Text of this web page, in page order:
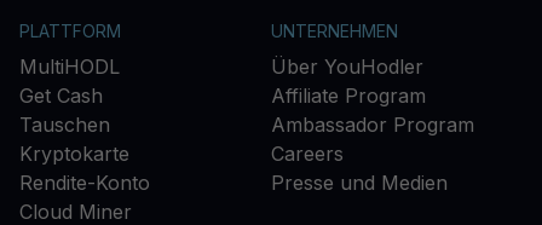
PLATTFORM
MultiHODL
Get Cash
Tauschen
Kryptokarte
Rendite-Konto
Cloud Miner
UNTERNEHMEN
Über YouHodler
Affiliate Program
Ambassador Program
Careers
Presse und Medien